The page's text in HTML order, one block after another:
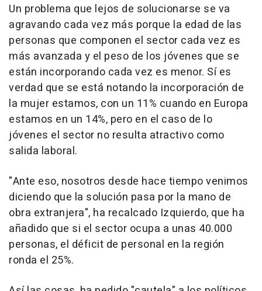
Un problema que lejos de solucionarse se va
agravando cada vez más porque la edad de las
personas que componen el sector cada vez es
más avanzada y el peso de los jóvenes que se
están incorporando cada vez es menor. Sí es
verdad que se está notando la incorporación de
la mujer estamos, con un 11% cuando en Europa
estamos en un 14%, pero en el caso de lo
jóvenes el sector no resulta atractivo como
salida laboral.
"Ante eso, nosotros desde hace tiempo venimos
diciendo que la solución pasa por la mano de
obra extranjera", ha recalcado Izquierdo, que ha
añadido que si el sector ocupa a unas 40.000
personas, el déficit de personal en la región
ronda el 25%.